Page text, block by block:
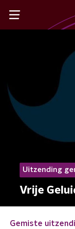
Uitzending
Vrije
Gemiste